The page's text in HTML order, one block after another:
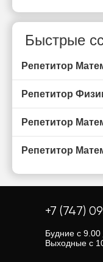
Быстрые
Репетитор
Репетитор
Репетитор
Репетитор
+7 (747)
Будние с
Выходные с